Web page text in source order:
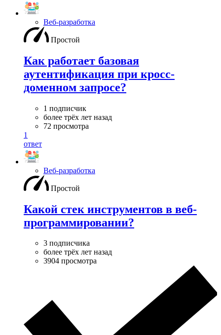
Веб-разработка
Простой
Как работает базовая
аутентификация при кросс-
доменном запросе?
1 подписчик
более трёх лет назад
72 просмотра
1
ответ
Веб-разработка
Простой
Какой стек инструментов в веб-
программировании?
3 подписчика
более трёх лет назад
3904 просмотра